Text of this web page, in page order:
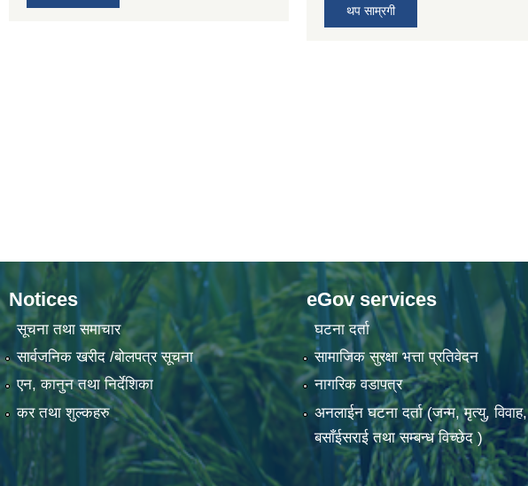
थप साम्रगी
Notices
सूचना तथा समाचार
सार्वजनिक खरीद /बोलपत्र सूचना
एन, कानुन तथा निर्देशिका
कर तथा शुल्कहरु
eGov services
घटना दर्ता
सामाजिक सुरक्षा भत्ता प्रतिवेदन
नागरिक वडापत्र
अनलाईन घटना दर्ता (जन्म, मृत्यु, विवाह,
बसाँईसराई तथा सम्बन्ध विच्छेद )